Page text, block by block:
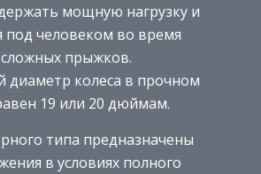
мощную нагрузку и
под человеком во время
прыжков.
диаметр колеса в прочном
19 или 20 дюймам.
типа предназначены
в условиях полного